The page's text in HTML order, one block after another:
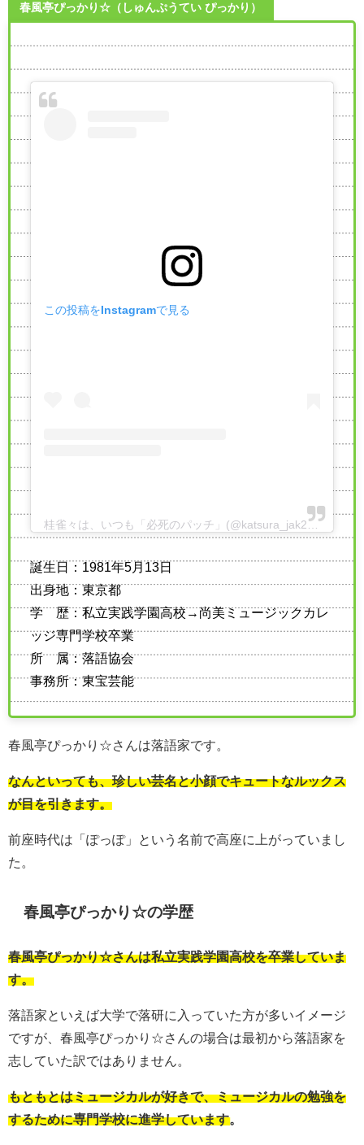
春風亭ぴっかり☆（しゅんぷうてい ぴっかり）
この投稿をInstagramで見る
桂雀々は、いつも「必死のパッチ」(@katsura_jak2)がシェアした投稿
誕生日：1981年5月13日
出身地：東京都
学 歴：私立実践学園高校→尚美ミュージックカレ
ッジ専門学校卒業
所 属：落語協会
事務所：東宝芸能
春風亭ぴっかり☆さんは落語家です。
なんといっても、珍しい芸名と小顔でキュートなルックス
が目を引きます。
前座時代は「ぽっぽ」という名前で高座に上がっていまし
た。
春風亭ぴっかり☆の学歴
春風亭ぴっかり☆さんは私立実践学園高校を卒業していま
す。
落語家といえば大学で落研に入っていた方が多いイメージ
ですが、春風亭ぴっかり☆さんの場合は最初から落語家を
志していた訳ではありません。
もともとはミュージカルが好きで、ミュージカルの勉強を
するために専門学校に進学しています。